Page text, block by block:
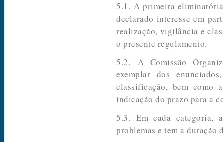
5.1. A primeira eliminatória
declarado interesse em
realização, vigilância e
o presente regulamento.
5.2. A Comissão
exemplar dos
classificação, bem como
indicação do prazo para a
5.3. Em cada categoria,
problemas e tem a duração